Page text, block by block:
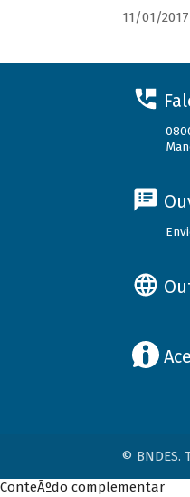
11/01/
© BNDES.
ConteÃºdo complementar